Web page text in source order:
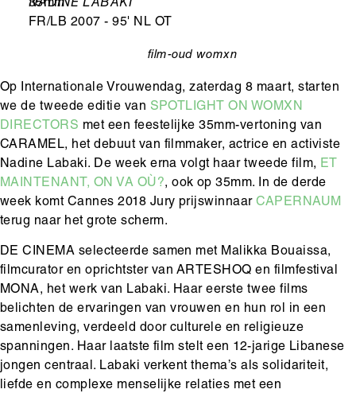
Leeftijd
35mm
Ondertitel
NADINE LABAKI
FR/LB 2007 - 95' NL OT
film-oud womxn
Op Internationale Vrouwendag, zaterdag 8 maart, starten
we de tweede editie van SPOTLIGHT ON WOMXN
DIRECTORS met een feestelijke 35mm-vertoning van
CARAMEL, het debuut van filmmaker, actrice en activiste
Nadine Labaki. De week erna volgt haar tweede film, ET
MAINTENANT, ON VA OÙ?, ook op 35mm. In de derde
week komt Cannes 2018 Jury prijswinnaarCAPERNAUM
terug naar het grote scherm.
DE CINEMA selecteerde samen met Malikka Bouaissa,
filmcurator en oprichtster van ARTESHOQ en filmfestival
MONA, het werk van Labaki. Haar eerste twee films
belichten de ervaringen van vrouwen en hun rol in een
samenleving, verdeeld door culturele en religieuze
spanningen. Haar laatste film stelt een 12-jarige Libanese
jongen centraal. Labaki verkent thema’s als solidariteit,
liefde en complexe menselijke relaties met een